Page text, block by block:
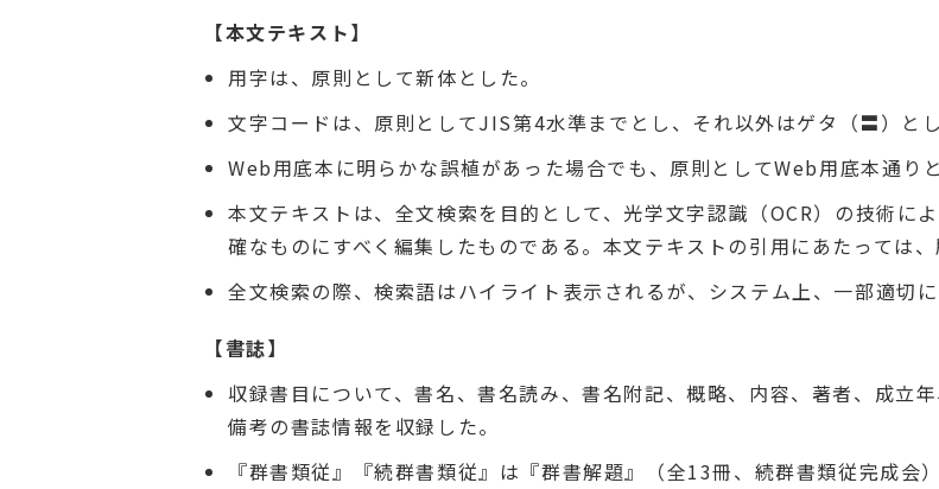
【本文テキスト】
用字は、原則として新体とした。
文字コードは、原則としてJIS第4水準までとし、それ以外はゲタ（〓）とし
Web用底本に明らかな誤植があった場合でも、原則としてWeb用底本通りと
本文テキストは、全文検索を目的として、光学文字認識（OCR）の技術に
確なものにすべく編集したものである。本文テキストの引用にあたっては
全文検索の際、検索語はハイライト表示されるが、システム上、一部適切に
【書誌】
収録書目について、書名、書名読み、書名附記、概略、内容、著者、成立
備考の書誌情報を収録した。
『群書類従』『続群書類従』は『群書解題』（全13冊、続群書類従完成